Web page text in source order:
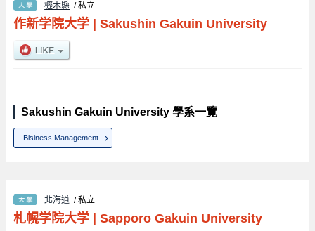
櫪木縣 / 私立
作新学院大学| Sakushin Gakuin University
Sakushin Gakuin University 學系一覽
Bisiness Management
北海道 / 私立
札幌学院大学| Sapporo Gakuin University